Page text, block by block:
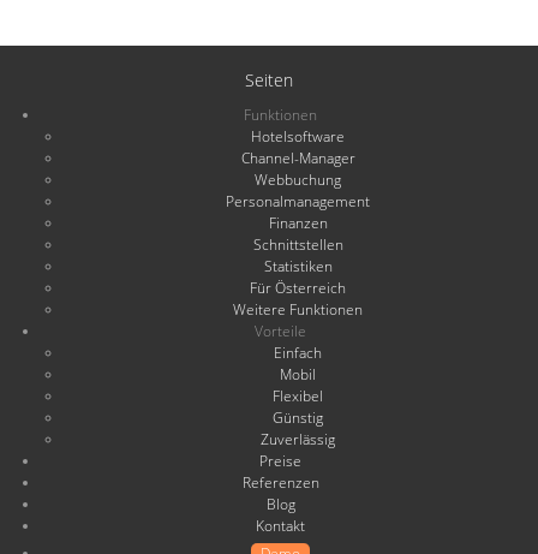
Seiten
Funktionen
Hotelsoftware
Channel-Manager
Webbuchung
Personalmanagement
Finanzen
Schnittstellen
Statistiken
Für Österreich
Weitere Funktionen
Vorteile
Einfach
Mobil
Flexibel
Günstig
Zuverlässig
Preise
Referenzen
Blog
Kontakt